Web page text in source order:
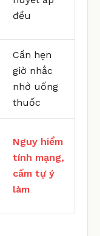
đều
Cần hẹn
giờ nhắc
nhở uống
thuốc
Nguy hiểm
tính mạng,
cấm tự ý
làm